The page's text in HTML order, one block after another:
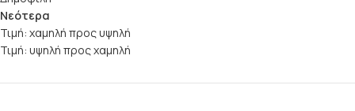
Νεότερα
Τιμή: χαμηλή προς υψηλή
Τιμή: υψηλή προς χαμηλή